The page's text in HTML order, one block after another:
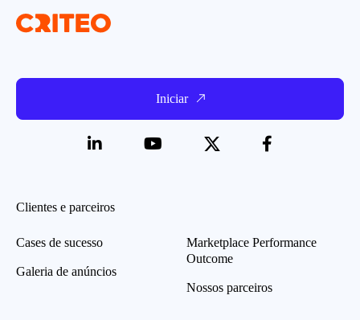
Iniciar
Clientes e parceiros
Cases de sucesso
Galeria de anúncios
Marketplace Performance
Outcome
Nossos parceiros